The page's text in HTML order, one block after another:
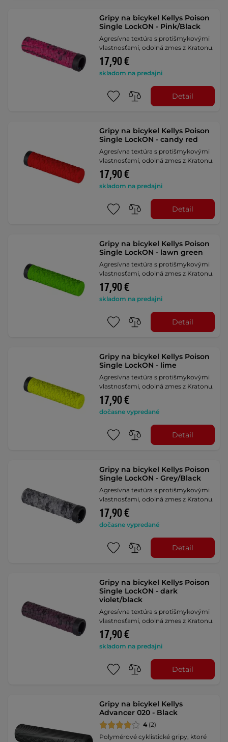
Gripy na bicykel Kellys Poison
Single LockON - Pink/Black
Agresívna textúra s protišmykovými
vlastnosťami, odolná zmes z Kratonu.
17,90 €
skladom na predajni
Detail
Gripy na bicykel Kellys Poison
Single LockON - candy red
Agresívna textúra s protišmykovými
vlastnosťami, odolná zmes z Kratonu.
17,90 €
skladom na predajni
Detail
Gripy na bicykel Kellys Poison
Single LockON - lawn green
Agresívna textúra s protišmykovými
vlastnosťami, odolná zmes z Kratonu.
17,90 €
skladom na predajni
Detail
Gripy na bicykel Kellys Poison
Single LockON - lime
Agresívna textúra s protišmykovými
vlastnosťami, odolná zmes z Kratonu.
17,90 €
dočasne vypredané
Detail
Gripy na bicykel Kellys Poison
Single LockON - Grey/Black
Agresívna textúra s protišmykovými
vlastnosťami, odolná zmes z Kratonu.
17,90 €
dočasne vypredané
Detail
Gripy na bicykel Kellys Poison
Single LockON - dark
violet/black
Agresívna textúra s protišmykovými
vlastnosťami, odolná zmes z Kratonu.
17,90 €
skladom na predajni
Detail
Gripy na bicykel Kellys
Advancer 020 - Black
4 (2)
Polymérové cyklistické gripy, ktoré